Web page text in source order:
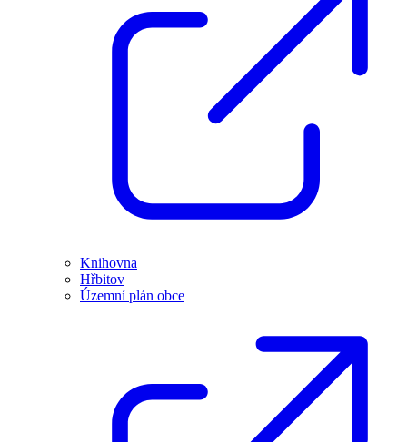
Knihovna
Hřbitov
Územní plán obce